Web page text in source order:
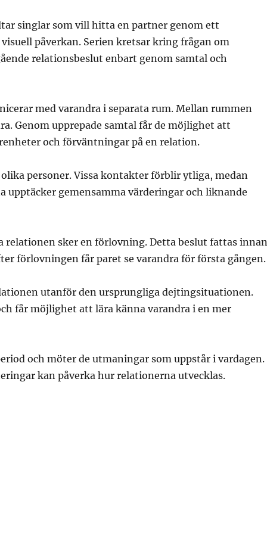
singlar som vill hitta en partner genom ett
påverkan. Serien kretsar kring frågan om
relationsbeslut enbart genom samtal och
med varandra i separata rum. Mellan rummen
Genom upprepade samtal får de möjlighet att
och förväntningar på en relation.
personer. Vissa kontakter förblir ytliga, medan
upptäcker gemensamma värderingar och liknande
sker en förlovning. Detta beslut fattas innan
förlovningen får paret se varandra för första gången.
utanför den ursprungliga dejtingsituationen.
får möjlighet att lära känna varandra i en mer
och möter de utmaningar som uppstår i vardagen.
kan påverka hur relationerna utvecklas.